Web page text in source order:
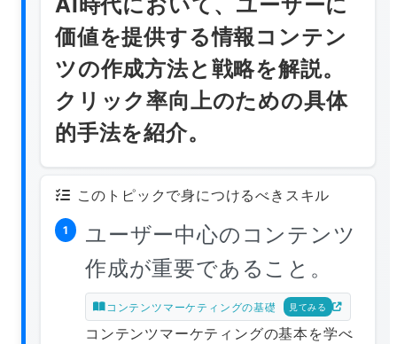
価値を提供する情報コンテン
ツの作成方法と戦略を解説。
クリック率向上のための具体
的手法を紹介。
このトピックで身につけるべきスキル
1
ユーザー中心のコンテンツ
作成が重要であること。
コンテンツマーケティングの基礎 見てみる
コンテンツマーケティングの基本を学べ